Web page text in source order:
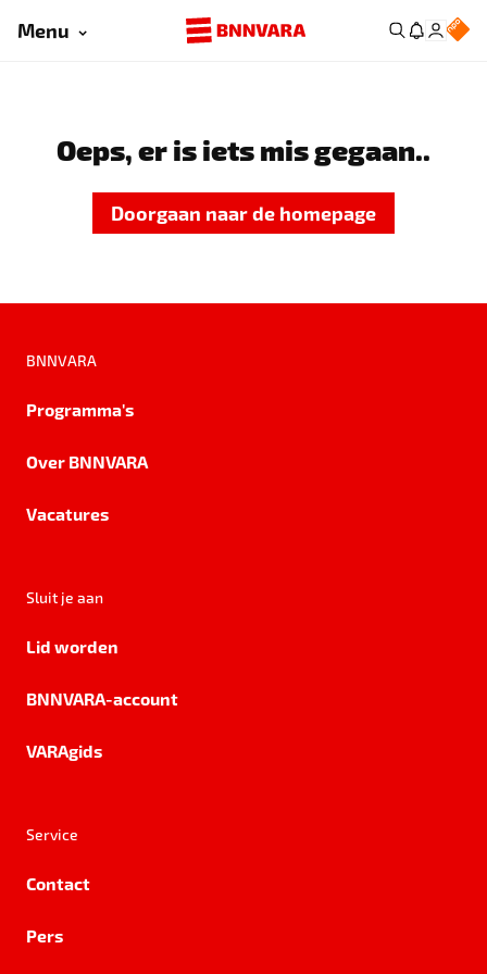
Menu
Oeps, er is iets mis gegaan..
Doorgaan naar de homepage
BNNVARA
Programma's
Over BNNVARA
Vacatures
Sluit je aan
Lid worden
BNNVARA-account
VARAgids
Service
Contact
Pers